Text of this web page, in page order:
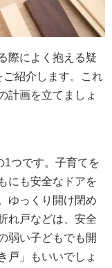
際によく抱える疑
紹介します。これ
計画を立てましょ
1つです。子育てを
にも安全なドアを
ゆっくり開け閉め
れ戸などは、安全
弱い子どもでも開
戸」もいいでしょ